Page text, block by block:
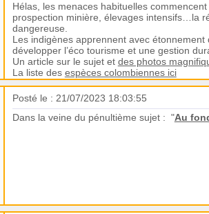
Hélas, les menaces habituelles
prospection minière, élevages intensifs…la
dangereuse.
Les indigènes apprennent avec étonnement
développer l’éco tourisme et une gestion
Un article sur le sujet et des photos
La liste des espèces colombiennes ici
Posté le : 21/07/2023 18:03:55
Dans la veine du pénultième sujet : "Au